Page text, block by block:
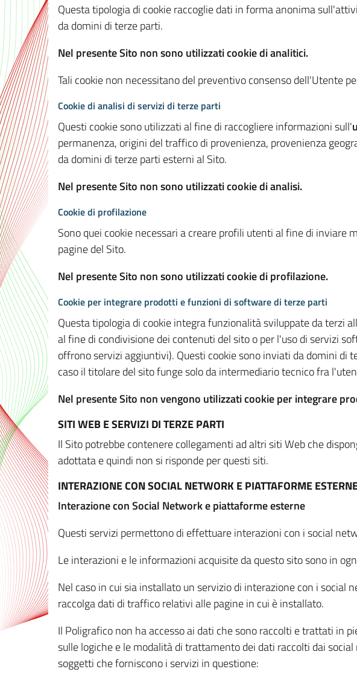
Questa tipologia di cookie raccoglie dati in forma anonima
da domini di terze parti.
Nel presente Sito non sono utilizzati cookie di analitici.
Tali cookie non necessitano del preventivo consenso dell'Utente
Cookie di analisi di servizi di terze parti
Questi cookie sono utilizzati al fine di raccogliere informazioni sull'
permanenza, origini del traffico di provenienza, provenienza
da domini di terze parti esterni al Sito.
Nel presente Sito non sono utilizzati cookie di analisi.
Cookie di profilazione
Sono quei cookie necessari a creare profili utenti al fine di
pagine del Sito.
Nel presente Sito non sono utilizzati cookie di profilazione.
Cookie per integrare prodotti e funzioni di software di terze parti
Questa tipologia di cookie integra funzionalità sviluppate da terzi
al fine di condivisione dei contenuti del sito o per l'uso di servizi
offrono servizi aggiuntivi). Questi cookie sono inviati da domini
caso il titolare del sito funge solo da intermediario tecnico fra
Nel presente Sito non vengono utilizzati cookie per integrare
SITI WEB E SERVIZI DI TERZE PARTI
Il Sito potrebbe contenere collegamenti ad altri siti Web che
adottata e quindi non si risponde per questi siti.
INTERAZIONE CON SOCIAL NETWORK E PIATTAFORME
Interazione con Social Network e piattaforme esterne
Questi servizi permettono di effettuare interazioni con i social
Le interazioni e le informazioni acquisite da questo sito sono in
Nel caso in cui sia installato un servizio di interazione con i social
raccolga dati di traffico relativi alle pagine in cui è installato.
Il Poligrafico non ha accesso ai dati che sono raccolti e trattati in
sulle logiche e le modalità di trattamento dei dati raccolti dai
soggetti che forniscono i servizi in questione: